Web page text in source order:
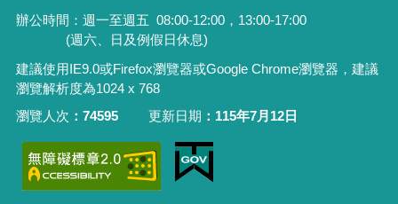
辦公時間：週一至週五 08:00-12:00，13:00-17:00
(週六、日及例假日休息)
建議使用IE9.0或Firefox瀏覽器或Google Chrome瀏覽器，建議
瀏覽解析度為1024 x 768
瀏覽人次
74595 更新日期 115年7月12日